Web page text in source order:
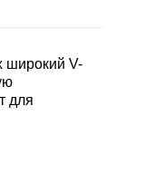
широкий V-
для